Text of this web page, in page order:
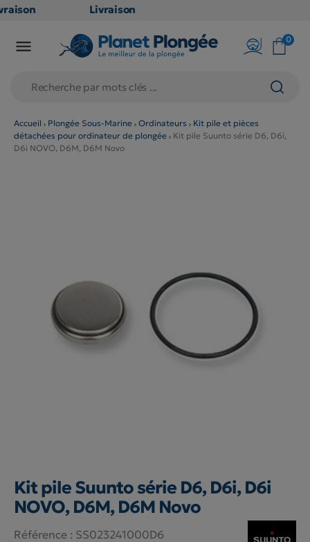
Livraison
en point
79€
(hors
produits
 0
Accueil Plongée Sous-Marine Ordinateurs
Kit pile et pièces
détachées pour ordinateur de plongée
Kit pile Suunto série D6, D6i,
D6i NOVO, D6M, D6M Novo
Kit pile Suunto série D6, D6i, D6i
NOVO, D6M, D6M Novo
Référence : SS023241000D6